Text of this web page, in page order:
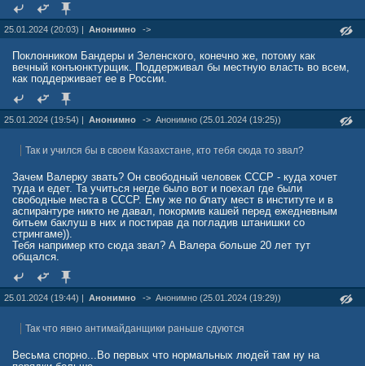
25.01.2024 (20:03) | Анонимно ->
Поклонником Бандеры и Зеленского, конечно же, потому как
вечный конъюнктурщик. Поддерживал бы местную власть во всем,
как поддерживает ее в России.
25.01.2024 (19:54) | Анонимно -> Анонимно (25.01.2024 (19:25))
Так и учился бы в своем Казахстане, кто тебя сюда то звал?
Зачем Валерку звать? Он свободный человек СССР - куда хочет
туда и едет. Та учиться негде было вот и поехал где были
свободные места в СССР. Ему же по блату мест в институте и в
аспирантуре никто не давал, покормив кашей перед ежедневным
битьем баклуш в них и постирав да погладив штанишки со
стрингаме)).
Тебя например кто сюда звал? А Валера больше 20 лет тут
общался.
25.01.2024 (19:44) | Анонимно -> Анонимно (25.01.2024 (19:29))
Так что явно антимайданщики раньше сдуются
Весьма спорно...Во первых что нормальных людей там ну на